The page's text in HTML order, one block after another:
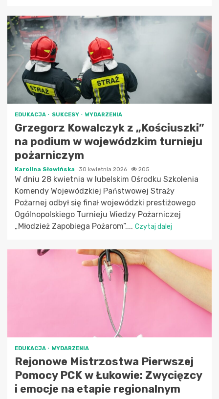
EDUKACJA SUKCESY WYDARZENIA
Grzegorz Kowalczyk z „Kościuszki”
na podium w wojewódzkim turnieju
pożarniczym
Karolina Słowińska 30 kwietnia 2026 205
W dniu 28 kwietnia w lubelskim Ośrodku Szkolenia
Komendy Wojewódzkiej Państwowej Straży
Pożarnej odbył się finał wojewódzki prestiżowego
Ogólnopolskiego Turnieju Wiedzy Pożarniczej
„Młodzież Zapobiega Pożarom”.... Czytaj dalej
EDUKACJA WYDARZENIA
Rejonowe Mistrzostwa Pierwszej
Pomocy PCK w Łukowie: Zwycięzcy
i emocje na etapie regionalnym